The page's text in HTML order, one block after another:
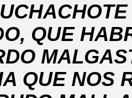
QUE
QUE NOS